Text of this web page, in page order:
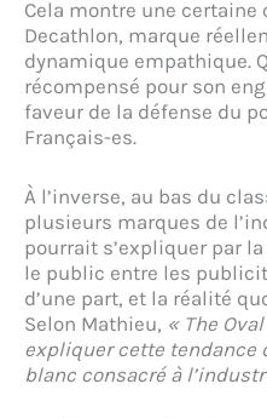
Cela montre une certaine
Decathlon, marque
dynamique empathique.
récompensé pour son
faveur de la défense du
Français-es.
À l’inverse, au bas du
plusieurs marques de
pourrait s’expliquer par
le public entre les
d’une part, et la réalité
Selon Mathieu, « The
expliquer cette tendance
blanc consacré à